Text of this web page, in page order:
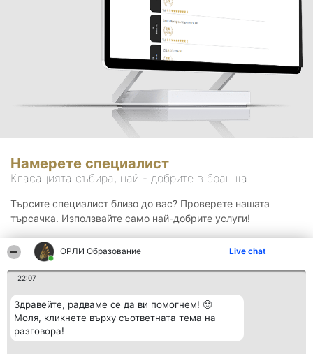
ОРЛИ Образование Live chat
22:07
Здравейте, радваме се да ви помогнем! 🙂
Моля, кликнете върху съответната тема на
разговора!
Намерете специалист
Класацията събира, най - добрите в бранша.
Търсите специалист близо до вас? Проверете нашата
търсачка. Използвайте само най-добрите услуги!